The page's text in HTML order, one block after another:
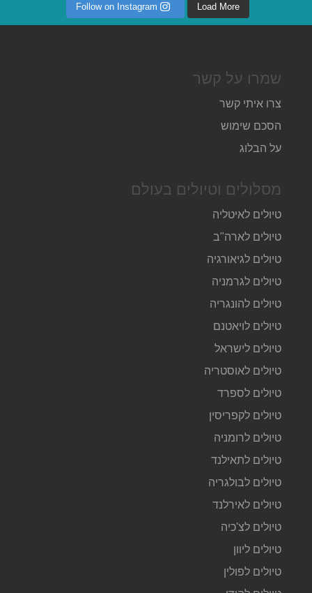
Load More
Follow on Instagram
שמרו על קשר
צרו איתי קשר
הסכם שימוש
על הבלוג
מסלולים וטיולים בעולם
טיולים לאיטליה
טיולים לארה"ב
טיולים לגיאורגיה
טיולים לגרמניה
טיולים להונגריה
טיולים לויאטנם
טיולים לישראל
טיולים לאוסטריה
טיולים לספרד
טיולים לקפריסין
טיולים לרומניה
טיולים לתאילנד
טיולים לבולגריה
טיולים לאירלנד
טיולים לצ'כיה
טיולים ליוון
טיולים לפולין